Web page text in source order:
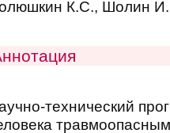
К.С., Шолин
технический